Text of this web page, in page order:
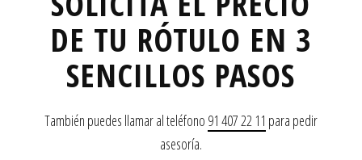
DE TU RÓTULO EN 3
SENCILLOS PASOS
También puedes llamar al teléfono 91 407 22 11 para pedir
asesoría.